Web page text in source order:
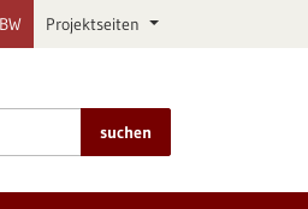
Projektseiten
suchen